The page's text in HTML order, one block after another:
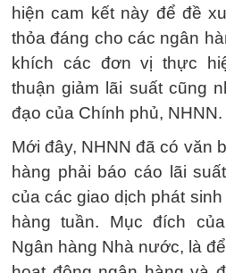
hiện cam kết này để đề
thỏa đáng cho các ngân
khích các đơn vị thực
thuận giảm lãi suất cũng
đạo của Chính phủ, NHNN.
Mới đây, NHNN đã có văn
hàng phải báo cáo lãi
của các giao dịch phát
hàng tuần. Mục đích
Ngân hàng Nhà nước, là